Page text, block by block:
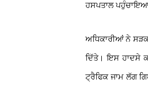
ਹਸਪਤਾਲ
ਅਧਿਕਾਰੀਆਂ ਨੇ
ਦਿੱਤੇ। ਇਸ ਹਾਦਸੇ
ਟ੍ਰੈਫਿਕ ਜਾਮ ਲੱਗ